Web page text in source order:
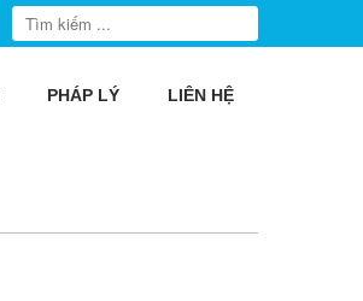
PHÁP LÝ LIÊN HỆ